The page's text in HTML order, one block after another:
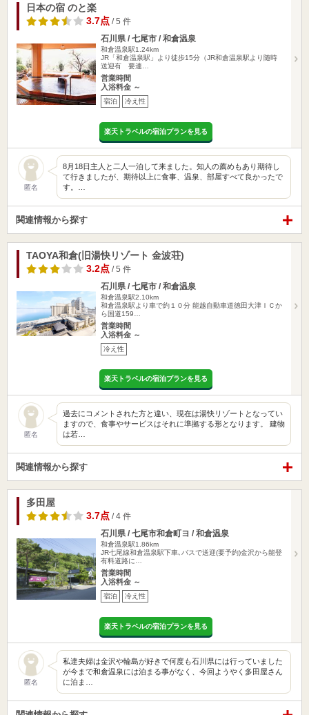
日本の宿 のと楽
3.7点 / 5 件
石川県 / 七尾市 / 和倉温泉
和倉温泉駅1.24km
JR「和倉温泉駅」より徒歩15分（JR和倉温泉駅より随時
送迎有 要連…
営業時間
入浴料金 ～
宿泊 冷え性
楽天トラベルの宿泊プランを見る
匿名
8月18日主人と二人一泊して来ました。知人の薦めもあり期待し
て行きましたが、期待以上に食事、温泉、部屋すべて良かったで
す。…
関連情報から探す
TAOYA和倉(旧湯快リゾート 金波荘)
3.2点 / 5 件
石川県 / 七尾市 / 和倉温泉
和倉温泉駅2.10km
和倉温泉駅より車で約１０分 能越自動車道徳田大津ＩＣか
ら国道159…
営業時間
入浴料金 ～
冷え性
楽天トラベルの宿泊プランを見る
匿名
過去にコメントされた方と違い、現在は湯快リゾートとなってい
ますので、食事やサービスはそれに準拠する形となります。 建物
は若…
関連情報から探す
多田屋
3.7点 / 4 件
石川県 / 七尾市和倉町ヨ / 和倉温泉
和倉温泉駅1.86km
JR七尾線和倉温泉駅下車､バスで送迎(要予約)金沢から能登
有料道路に…
営業時間
入浴料金 ～
宿泊 冷え性
楽天トラベルの宿泊プランを見る
匿名
私達夫婦は金沢や輪島が好きで何度も石川県には行っていました
が今まで和倉温泉には泊まる事がなく、今回ようやく多田屋さん
に泊ま…